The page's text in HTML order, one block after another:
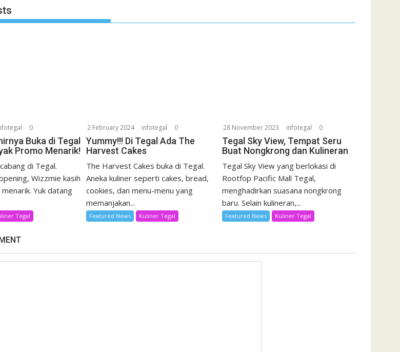
0
Buka di Tegal
Promo Menarik!
di Tegal.
Wizzmie kasih
Yuk datang
Tegal
2 February 2024 infotegal 0
Yummy!!! Di Tegal Ada The
Harvest Cakes
The Harvest Cakes buka di Tegal.
Aneka kuliner seperti cakes, bread,
cookies, dan menu-menu yang
memanjakan...
Featured News Kuliner Tegal
28 November 2023 infotegal 0
Tegal Sky View, Tempat Seru
Buat Nongkrong dan Kulineran
Tegal Sky View yang berlokasi di
Rootfop Pacific Mall Tegal,
menghadirkan suasana nongkrong
baru. Selain kulineran,...
Featured News Kuliner Tegal